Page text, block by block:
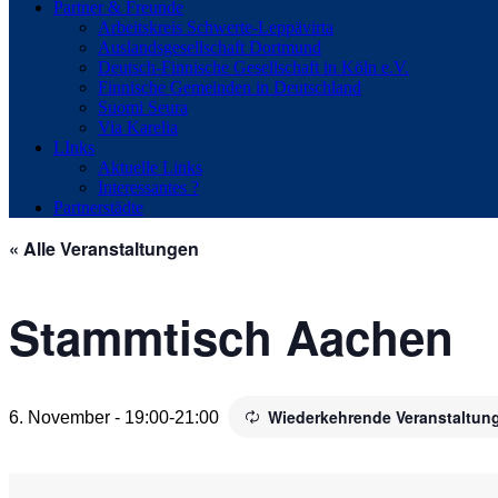
Partner & Freunde
Arbeitskreis Schwerte-Leppävirta
Auslandsgesellschaft Dortmund
Deutsch-Finnische Gesellschaft in Köln e.V.
Finnische Gemeinden in Deutschland
Suomi Seura
Via Karelia
LInks
Aktuelle Links
Interessantes ?
Partnerstädte
« Alle Veranstaltungen
Stammtisch Aachen
6. November - 19:00-21:00 Wiederkehrende